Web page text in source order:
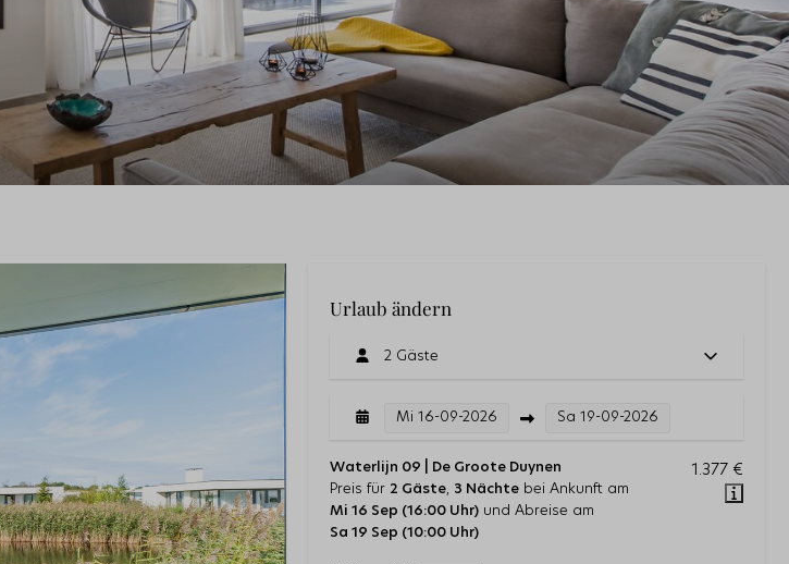
Urlaub ändern
2 Gäste
Mi 16-09-2026 Sa 19-09-2026
1.377 €
Waterlijn 09 | De Groote Duynen
Preis für 2 Gäste, 3 Nächte bei Ankunft am
Mi 16 Sep (16:00 Uhr) und Abreise am
Sa 19 Sep (10:00 Uhr)